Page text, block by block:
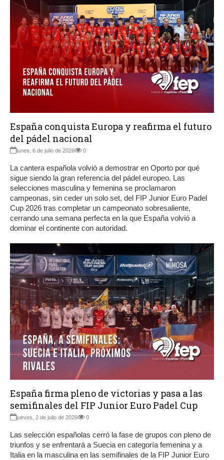
España conquista Europa y reafirma el futuro
del pádel nacional
lunes, 6 de julio de 2026 0
La cantera española volvió a demostrar en Oporto por qué
sigue siendo la gran referencia del pádel europeo. Las
selecciones masculina y femenina se proclamaron
campeonas, sin ceder un solo set, del FIP Junior Euro Padel
Cup 2026 tras completar un campeonato sobresaliente,
cerrando una semana perfecta en la que España volvió a
dominar el continente con autoridad.
España firma pleno de victorias y pasa a las
semifinales del FIP Junior Euro Padel Cup
jueves, 2 de julio de 2026 0
Las selección españolas cerró la fase de grupos con pleno de
triunfos y se enfrentará a Suecia en categoría femenina y a
Italia en la masculina en las semifinales de la FIP Junior Euro